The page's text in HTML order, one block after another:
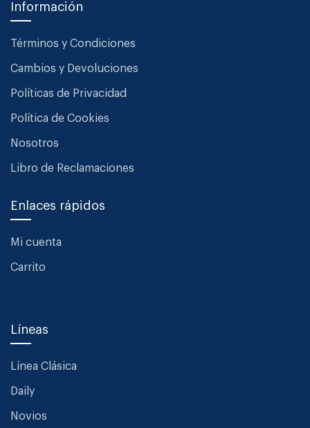
Información
Términos y Condiciones
Cambios y Devoluciones
Políticas de Privacidad
Política de Cookies
Nosotros
Libro de Reclamaciones
Enlaces rápidos
Mi cuenta
Carrito
Líneas
Línea Clásica
Daily
Novios